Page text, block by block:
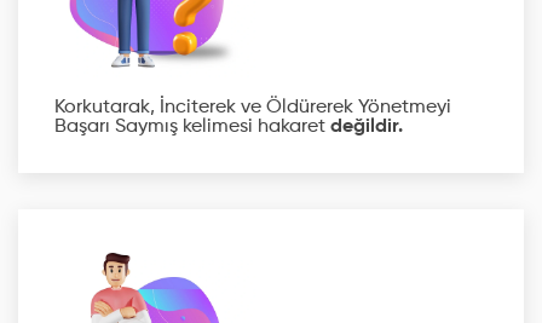
Korkutarak, İnciterek ve Öldürerek Yönetmeyi
Başarı Saymış kelimesi hakaret değildir.